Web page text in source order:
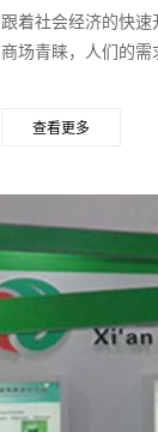
跟着社会经济的快
商场青睐，人们的需
查看更多